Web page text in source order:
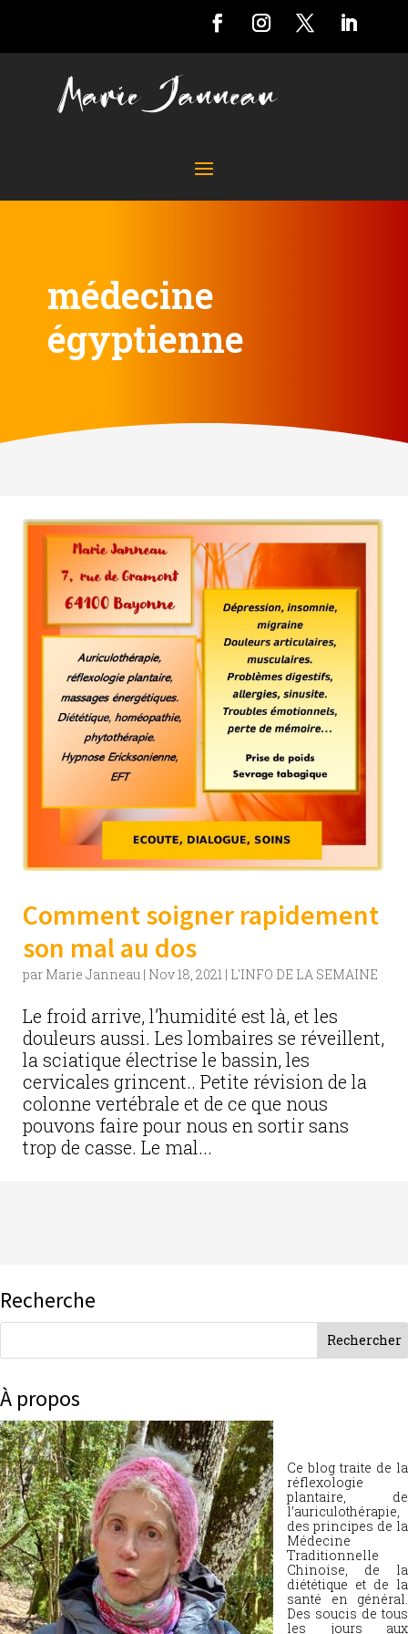
médecine
égyptienne
Comment soigner rapidement
son mal au dos
par Marie Janneau | Nov 18, 2021 | L'INFO DE LA SEMAINE
Le froid arrive, l’humidité est là, et les
douleurs aussi. Les lombaires se réveillent,
la sciatique électrise le bassin, les
cervicales grincent.. Petite révision de la
colonne vertébrale et de ce que nous
pouvons faire pour nous en sortir sans
trop de casse. Le mal...
Recherche
À propos
Ce blog traite de la
réflexologie
plantaire, de
l’auriculothérapie,
des principes de la
Médecine
Traditionnelle
Chinoise, de la
diététique et de la
santé en général.
Des soucis de tous
les jours aux